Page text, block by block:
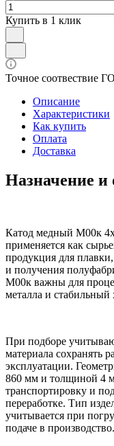
Купить в 1 клик
Точное соотвествие
Описание
Характеристики
Как купить
Оплата
Доставка
Назначение и
Катод медный М00к
применяется как
продукция для
и получения
М00к важны для
металла и стабильный
При подборе
материала сохранять
эксплуатации.
860 мм и толщиной 4
транспортировку и
переработке. Тип
учитывается при
подаче в производство.